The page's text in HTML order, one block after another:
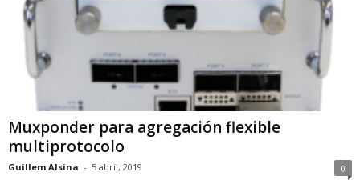
Muxponder para agregación flexible
multiprotocolo
Guillem Alsina - 5 abril, 2019 0